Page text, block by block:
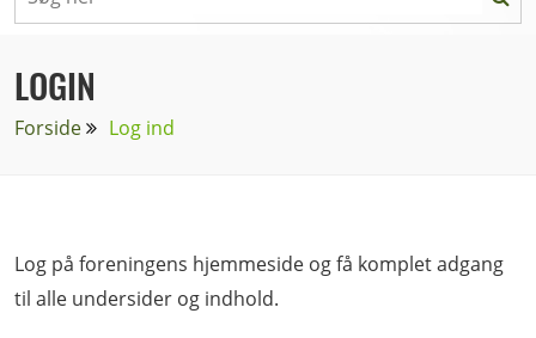
LOGIN
Forside Log ind
Log på foreningens hjemmeside og få komplet adgang
til alle undersider og indhold.